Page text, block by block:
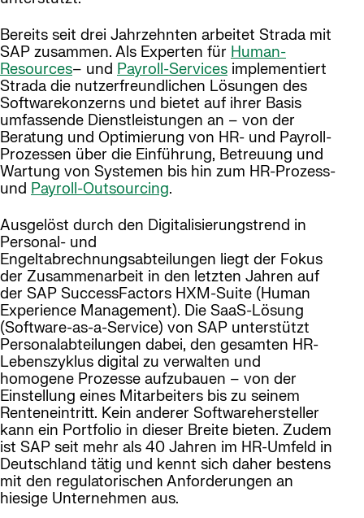
Bereits seit drei Jahrzehnten arbeitet Strada mit
SAP zusammen. Als Experten für Human-
Resources– und Payroll-Services implementiert
Strada die nutzerfreundlichen Lösungen des
Softwarekonzerns und bietet auf ihrer Basis
umfassende Dienstleistungen an – von der
Beratung und Optimierung von HR- und Payroll-
Prozessen über die Einführung, Betreuung und
Wartung von Systemen bis hin zum HR-Prozess-
und Payroll-Outsourcing.
Ausgelöst durch den Digitalisierungstrend in
Personal- und
Engeltabrechnungsabteilungen liegt der Fokus
der Zusammenarbeit in den letzten Jahren auf
der SAP SuccessFactors HXM-Suite (Human
Experience Management). Die SaaS-Lösung
(Software-as-a-Service) von SAP unterstützt
Personalabteilungen dabei, den gesamten HR-
Lebenszyklus digital zu verwalten und
homogene Prozesse aufzubauen – von der
Einstellung eines Mitarbeiters bis zu seinem
Renteneintritt. Kein anderer Softwarehersteller
kann ein Portfolio in dieser Breite bieten. Zudem
ist SAP seit mehr als 40 Jahren im HR-Umfeld in
Deutschland tätig und kennt sich daher bestens
mit den regulatorischen Anforderungen an
hiesige Unternehmen aus.